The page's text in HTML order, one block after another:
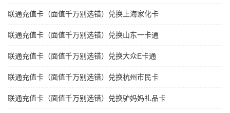
联通充值卡（面值千万别选错）兑换上海家化卡
联通充值卡（面值千万别选错）兑换山东一卡通
联通充值卡（面值千万别选错）兑换大众E卡通
联通充值卡（面值千万别选错）兑换杭州市民卡
联通充值卡（面值千万别选错）兑换驴妈妈礼品卡